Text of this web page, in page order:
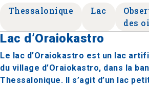
Thessalonique Lac
des
Lac d’Oraiokastro
Le lac d’Oraiokastro est un lac
du village d’Oraiokastro, dans la
Thessalonique. Il s’agit d’un lac